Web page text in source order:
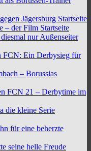
Jägersburg Startseite
– der Film Startseite
nur Außenseiter
FCN: Ein Derbysieg für
– Borussias
FCN 21 – Derbytime im
die kleine Serie
für eine beherzte
seine helle Freude